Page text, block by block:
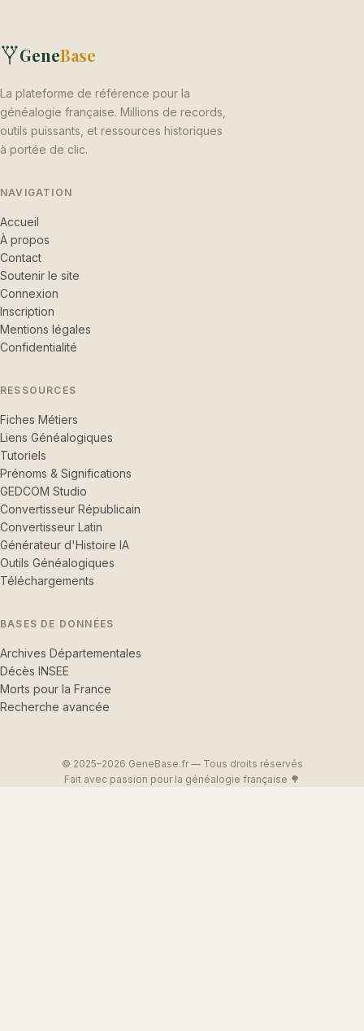
GeneBase
La plateforme de référence pour la
généalogie française. Millions de records,
outils puissants, et ressources historiques
à portée de clic.
NAVIGATION
Accueil
À propos
Contact
Soutenir le site
Connexion
Inscription
Mentions légales
Confidentialité
RESSOURCES
Fiches Métiers
Liens Généalogiques
Tutoriels
Prénoms & Significations
GEDCOM Studio
Convertisseur Républicain
Convertisseur Latin
Générateur d'Histoire IA
Outils Généalogiques
Téléchargements
BASES DE DONNÉES
Archives Départementales
Décès INSEE
Morts pour la France
Recherche avancée
© 2025–2026 GeneBase.fr — Tous droits réservés
Fait avec passion pour la généalogie française 🌳